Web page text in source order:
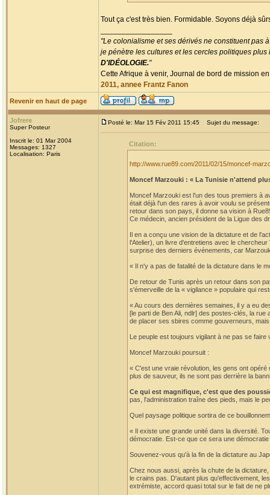
Tout ça c'est très bien. Formidable. Soyons déjà
"Le colonialisme et ses dérivés ne constituent pas
je pénètre les cultures et les cercles politiques
D'IDÉOLOGIE."
Cette Afrique à venir, Journal de bord de mission
2011, annee Frantz Fanon
Revenir en haut de page
Jofrere
Super Posteur
Inscrit le: 01 Mar 2004
Messages: 1327
Localisation: Paris
Posté le: Mar 15 Fév 2011 15:45 Sujet du message:
Citation:
http://www.rue89.com/2011/02/15/moncef-
Moncef Marzouki : « La Tunisie n'attend
Moncef Marzouki est l'un des tous premiers à
était déjà l'un des rares à avoir voulu se
retour dans son pays, il donne sa vision à
Ce médecin, ancien président de la Ligue des
Il en a conçu une vision de la dictature et de
l'Atelier), un livre d'entretiens avec le
surprise des derniers événements, car
« Il n'y a pas de fatalité de la dictature dans le
De retour de Tunis après un retour dans son
s'émerveille de la « vigilance » populaire qui
« Au cours des dernières semaines, il y a eu
[le parti de Ben Ali, ndlr] des postes-clés, la
de placer ses sbires comme gouverneurs,
Le peuple est toujours vigilant à ne pas se
Moncef Marzouki poursuit :
« C'est une vraie révolution, les gens ont
plus de sauveur, ils ne sont pas derrière la
Ce qui est magnifique, c'est que des
pas, l'administration traîne des pieds, mais le
Quel paysage politique sortira de ce
« Il existe une grande unité dans la diversité.
démocratie. Est-ce que ce sera une
Souvenez-vous qu'à la fin de la dictature au
Chez nous aussi, après la chute de la
le crains pas. D'autant plus qu'effectivement,
extrémiste, accord quasi total sur le fait de ne